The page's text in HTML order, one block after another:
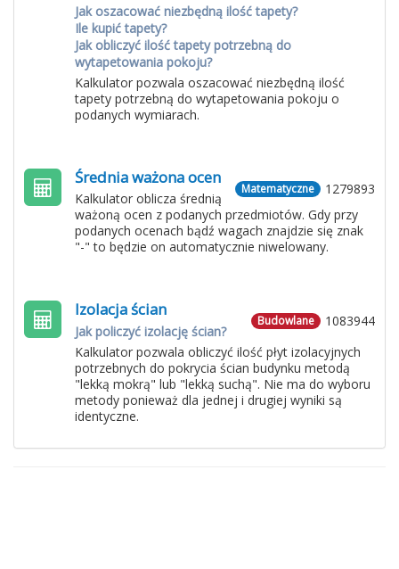
Jak oszacować niezbędną ilość tapety?
Ile kupić tapety?
Jak obliczyć ilość tapety potrzebną do
wytapetowania pokoju?
Kalkulator pozwala oszacować niezbędną ilość
tapety potrzebną do wytapetowania pokoju o
podanych wymiarach.
1279893
Matematyczne
Średnia ważona ocen
Kalkulator oblicza średnią
ważoną ocen z podanych przedmiotów. Gdy przy
podanych ocenach bądź wagach znajdzie się znak
"-" to będzie on automatycznie niwelowany.
1083944
Budowlane
Izolacja ścian
Jak policzyć izolację ścian?
Kalkulator pozwala obliczyć ilość płyt izolacyjnych
potrzebnych do pokrycia ścian budynku metodą
"lekką mokrą" lub "lekką suchą". Nie ma do wyboru
metody ponieważ dla jednej i drugiej wyniki są
identyczne.